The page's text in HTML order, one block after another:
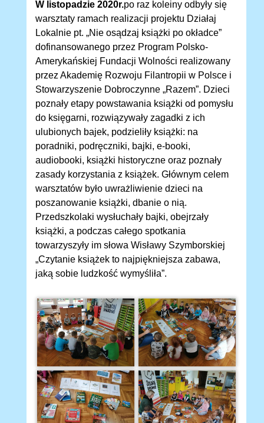
W listopadzie 2020r.po raz koleiny odbyły się
warsztaty ramach realizacji projektu Działaj
Lokalnie pt. „Nie osądzaj książki po okładce”
dofinansowanego przez Program Polsko-
Amerykańskiej Fundacji Wolności realizowany
przez Akademię Rozwoju Filantropii w Polsce i
Stowarzyszenie Dobroczynne „Razem”. Dzieci
poznały etapy powstawania książki od pomysłu
do księgarni, rozwiązywały zagadki z ich
ulubionych bajek, podzieliły książki: na
poradniki, podręczniki, bajki, e-booki,
audiobooki, książki historyczne oraz poznały
zasady korzystania z książek. Głównym celem
warsztatów było uwrażliwienie dzieci na
poszanowanie książki, dbanie o nią.
Przedszkolaki wysłuchały bajki, obejrzały
książki, a podczas całego spotkania
towarzyszyły im słowa Wisławy Szymborskiej
„Czytanie książek to najpiękniejsza zabawa,
jaką sobie ludzkość wymyśliła”.